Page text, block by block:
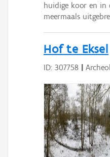
huidige koor en in
meermaals
Hof te Eksel
ID: 307758 |